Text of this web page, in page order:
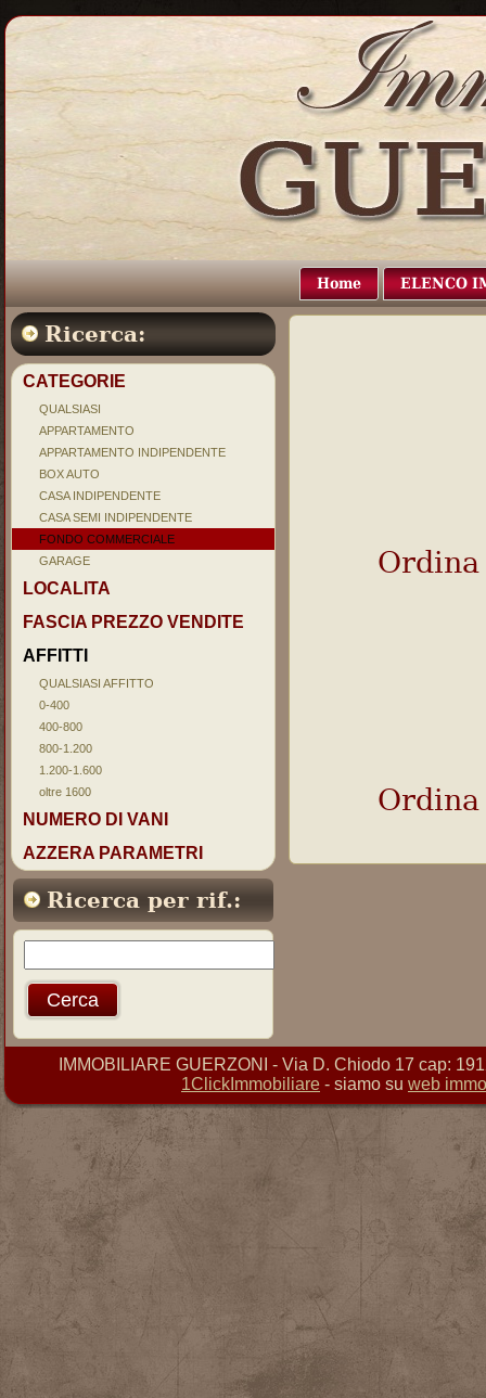
Home ELENCO
Ricerca:
CATEGORIE
QUALSIASI
APPARTAMENTO
APPARTAMENTO INDIPENDENTE
BOX AUTO
CASA INDIPENDENTE
CASA SEMI INDIPENDENTE
FONDO COMMERCIALE
GARAGE
LOCALITA
FASCIA PREZZO VENDITE
AFFITTI
QUALSIASI AFFITTO
0-400
400-800
800-1.200
1.200-1.600
oltre 1600
NUMERO DI VANI
AZZERA PARAMETRI
Ricerca per rif.:
IMMOBILIARE GUERZONI - Via D. Chiodo 17 cap:
1ClickImmobiliare - siamo su web